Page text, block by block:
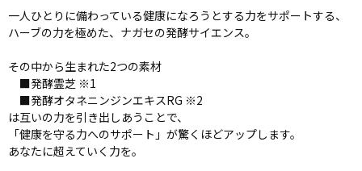
一人ひとりに備わっている健康になろうとする力をサポートする、
ハーブの力を極めた、ナガセの発酵サイエンス。
その中から生まれた2つの素材
■発酵霊芝 ※1
■発酵オタネニンジンエキスRG ※2
は互いの力を引き出しあうことで、
「健康を守る力へのサポート」が驚くほどアップします。
あなたに超えていく力を。